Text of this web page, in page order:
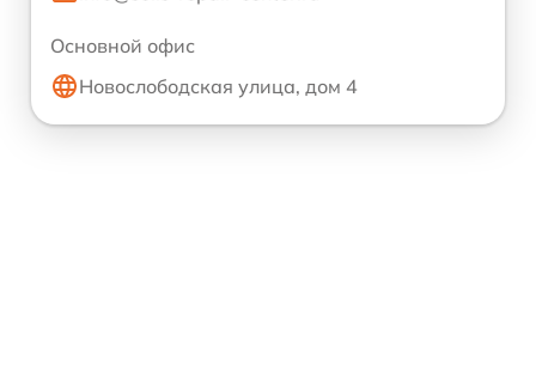
Основной офис
Новослободская улица, дом 4